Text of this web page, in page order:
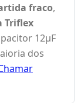
fraco,
Triflex
12µF
dos